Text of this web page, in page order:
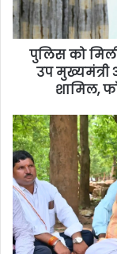
पुलिस को
उप मुख्यमंत्री
शामिल,